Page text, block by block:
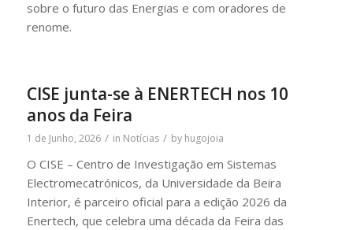
sobre o futuro das Energias e com oradores de
renome.
CISE junta-se à ENERTECH nos 10
anos da Feira
1 de Junho, 2026 / in Notícias / by hugojoia
O CISE – Centro de Investigação em Sistemas
Electromecatrónicos, da Universidade da Beira
Interior, é parceiro oficial para a edição 2026 da
Enertech, que celebra uma década da Feira das